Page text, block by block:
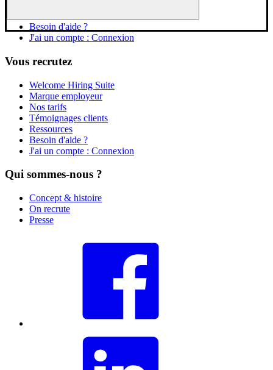
Besoin d'aide ?
J'ai un compte : Connexion
Vous recrutez
Welcome Hiring Suite
Marque employeur
Nos tarifs
Témoignages clients
Ressources
Besoin d'aide ?
J'ai un compte : Connexion
Qui sommes-nous ?
Concept & histoire
On recrute
Presse